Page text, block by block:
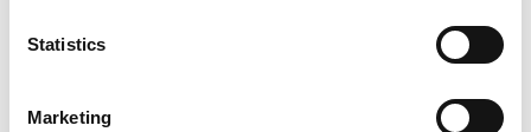
Statistics
Marketing
je naš način davanja
građenje odnosa, ličnih kao i profesionalnih.